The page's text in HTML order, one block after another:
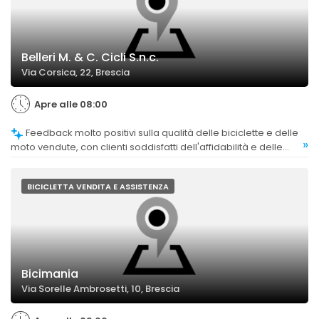
Belleri M. & C. Cicli S.n.c.
Via Corsica, 22, Brescia
Apre alle 08:00
moto vendute, con clienti soddisfatti dell'affidabilità e delle
»
BICICLETTA VENDITA E ASSISTENZA
Bicimania
Via Sorelle Ambrosetti, 10, Brescia